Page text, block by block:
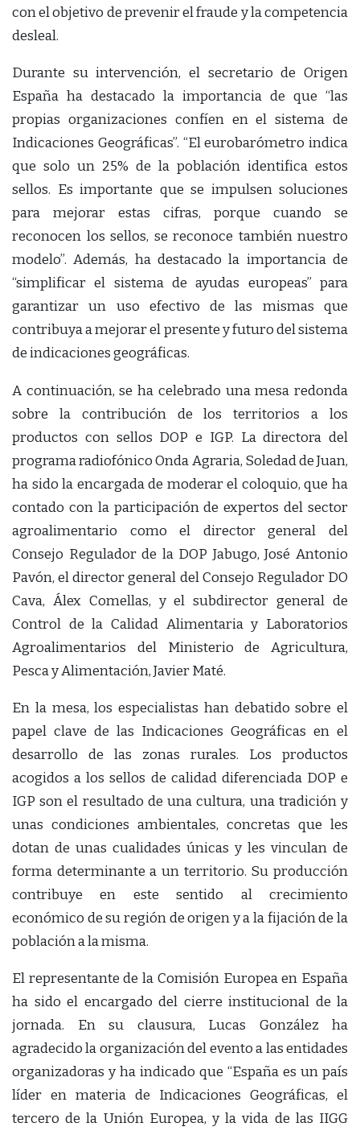
con el objetivo de prevenir el fraude y la competencia
desleal.
Durante su intervención, el secretario de Origen
España ha destacado la importancia de que “las
propias organizaciones confíen en el sistema de
Indicaciones Geográficas”. “El eurobarómetro indica
que solo un 25% de la población identifica estos
sellos. Es importante que se impulsen soluciones
para mejorar estas cifras, porque cuando se
reconocen los sellos, se reconoce también nuestro
modelo”. Además, ha destacado la importancia de
“simplificar el sistema de ayudas europeas” para
garantizar un uso efectivo de las mismas que
contribuya a mejorar el presente y futuro del sistema
de indicaciones geográficas.
A continuación, se ha celebrado una mesa redonda
sobre la contribución de los territorios a los
productos con sellos DOP e IGP. La directora del
programa radiofónico Onda Agraria, Soledad de Juan,
ha sido la encargada de moderar el coloquio, que ha
contado con la participación de expertos del sector
agroalimentario como el director general del
Consejo Regulador de la DOP Jabugo, José Antonio
Pavón, el director general del Consejo Regulador DO
Cava, Álex Comellas, y el subdirector general de
Control de la Calidad Alimentaria y Laboratorios
Agroalimentarios del Ministerio de Agricultura,
Pesca y Alimentación, Javier Maté.
En la mesa, los especialistas han debatido sobre el
papel clave de las Indicaciones Geográficas en el
desarrollo de las zonas rurales. Los productos
acogidos a los sellos de calidad diferenciada DOP e
IGP son el resultado de una cultura, una tradición y
unas condiciones ambientales, concretas que les
dotan de unas cualidades únicas y les vinculan de
forma determinante a un territorio. Su producción
contribuye en este sentido al crecimiento
económico de su región de origen y a la fijación de la
población a la misma.
El representante de la Comisión Europea en España
ha sido el encargado del cierre institucional de la
jornada. En su clausura, Lucas González ha
agradecido la organización del evento a las entidades
organizadoras y ha indicado que “España es un país
líder en materia de Indicaciones Geográficas, el
tercero de la Unión Europea, y la vida de las IIGG